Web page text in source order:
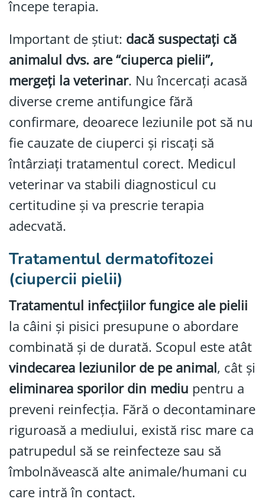
începe terapia.
Important de știut: dacă suspectați că
animalul dvs. are “ciuperca pielii”,
mergeți la veterinar. Nu încercați acasă
diverse creme antifungice fără
confirmare, deoarece leziunile pot să nu
fie cauzate de ciuperci și riscați să
întârziați tratamentul corect. Medicul
veterinar va stabili diagnosticul cu
certitudine și va prescrie terapia
adecvată.
Tratamentul dermatofitozei
(ciupercii pielii)
Tratamentul infecțiilor fungice ale pielii
la câini și pisici presupune o abordare
combinată și de durată. Scopul este atât
vindecarea leziunilor de pe animal, cât și
eliminarea sporilor din mediu pentru a
preveni reinfecția. Fără o decontaminare
riguroasă a mediului, există risc mare ca
patrupedul să se reinfecteze sau să
îmbolnăvească alte animale/humani cu
care intră în contact.